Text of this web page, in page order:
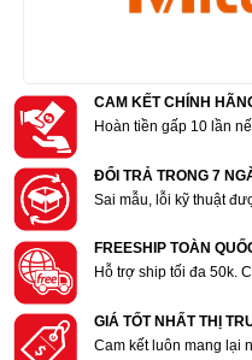
CAM KẾT CHÍNH
Hoàn tiền gấp 10 lần
ĐỔI TRẢ TRONG 7
Sai mẫu, lỗi kỹ thuật
FREESHIP TOÀN
Hỗ trợ ship tối đa 50k.
GIÁ TỐT NHẤT THỊ
Cam kết luôn mang lại